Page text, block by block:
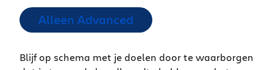
Alleen Advanced
Blijf op schema met je doelen door te waarborgen